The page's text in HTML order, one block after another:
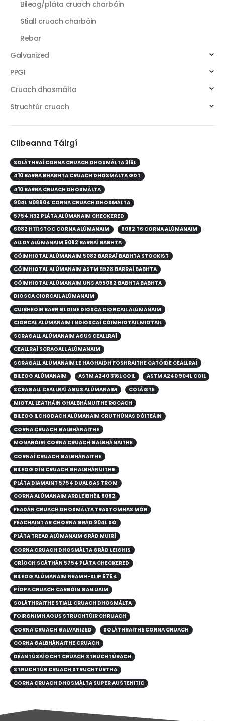
Bileog/pláta cruach charbóin
Stiall cruach charbóin
Rebar
Galvanized
PPGI
Cruach dhosmálta
Struchtúr cruach
Clibeanna Táirgí
SOLÁTHRAÍ CORNA CRUACH DHOSMÁLTA 316L
410 BARRA BHABHTA CRUACH DHOSMÁLTA GDT
410 BARRA CRUACH DHOSMÁLTA
904L N08904 CORNA CRUACH DHOSMÁLTA
5754 H32 PLÁTA ALÚMANAIM CHECKERED
6082 H111 STOC CORNA ALÚMANAIM
6082 T6 CORNA ALÚMANAIM
ALLOY ALÚMANAIM 5082 BARRAÍ BABHTA
CÓIMHIOTAL ALÚMANAIM 5082 BARRAÍ BABHTA STOCKIST
CÓIMHIOTAL ALÚMANAIM ASTM B928 BARRAÍ BABHTA
CÓIMHIOTAL ALÚMANAIM UNS A95082 BABHTA BABHTA
DIOSCA CIORCAIL ALÚMANAIM
CUIBHEOIR BARR GLOINE DIOSCA CIORCAIL ALÚMANAIM
CIORCAL ALÚMANAIM I NDIOSCAÍ CÓIMHIOTAIL MIOTAIL
SCRAGALL ALÚMANAIM AGUS CEALLRAÍ
CEALLRAÍ SCRAGALL ALÚMANAIM
SCRAGALL ALÚMANAIM LE HAGHAIDH FOSHRAITHE CATÓIDE CEALLRAÍ
BILEOG ALÚMANAIM
ASTM A240 316L COIL
ASTM A240 904L COIL
SCRAGALL CEALLRAÍ AGUS ALÚMANAIM
COLÁISTE
MIOTAL LEATHÁIN GHALBHÁNUITHE ROCACH
BILEOG ILCHODACH ALÚMANAIM CRUTHÚNAS DÓITEÁIN
CORNA CRUACH GALBHÁNAITHE
MONARÓIRÍ CORNA CRUACH GALBHÁNAITHE
CORNAÍ CRUACH GALBHÁNAITHE
BILEOG DÍN CRUACH GHALBHÁNUITHE
PLÁTA DIAMAINT 5754 DUALGAS TROM
CORNA ALÚMANAIM ARDLEIBHÉIL 6082
FEADÁN CRUACH DHOSMÁLTA TRASTOMHAS MÓR
FÉACHAINT AR CHORNA GRÁD 904L SÓ
PLÁTA TREAD ALÚMANAIM GRÁD MUIRÍ
CORNA CRUACH DHOSMÁLTA GRÁD LEIGHIS
CRÍOCH SCÁTHÁN 5754 PLÁTA CHECKERED
BILEOG ALÚMANAIM NEAMH-SLIP 5754
PÍOPA CRUACH CARBÓIN GAN UAIM
SOLÁTHRAITHE STIALL CRUACH DHOSMÁLTA
FOIRGNIMH AGUS STRUCHTÚIR CHRUACH
CORNA CRUACH GALVANIZED
SOLÁTHRAITHE CORNA CRUACH
CORNA GALBHÁNAITHE CRUACH
DÉANTÚSAÍOCHT CRUACH STRUCHTÚRACH
STRUCHTÚR CRUACH STRUCHTÚRTHA
CORNA CRUACH DHOSMÁLTA SUPER AUSTENITIC